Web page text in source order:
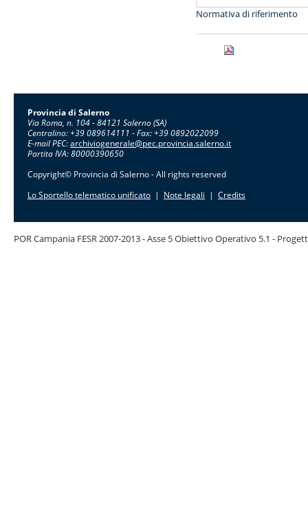
Normativa di riferimento
Provincia di Salerno
Via Roma, n. 104 - 84121 Salerno (SA)
Centralino: +39 089614111 - Fax: +39 0892022099
E-mail PEC:archiviogenerale@pec.provincia.salerno.it
Partita IVA: 80000390650
Copyright© Provincia di Salerno - All rights reserved
Lo Sportello telematico unificato | Note legali | Credits
POR Campania FESR 2007-2013 - Asse 5 Obiettivo Operativo 5.1 -